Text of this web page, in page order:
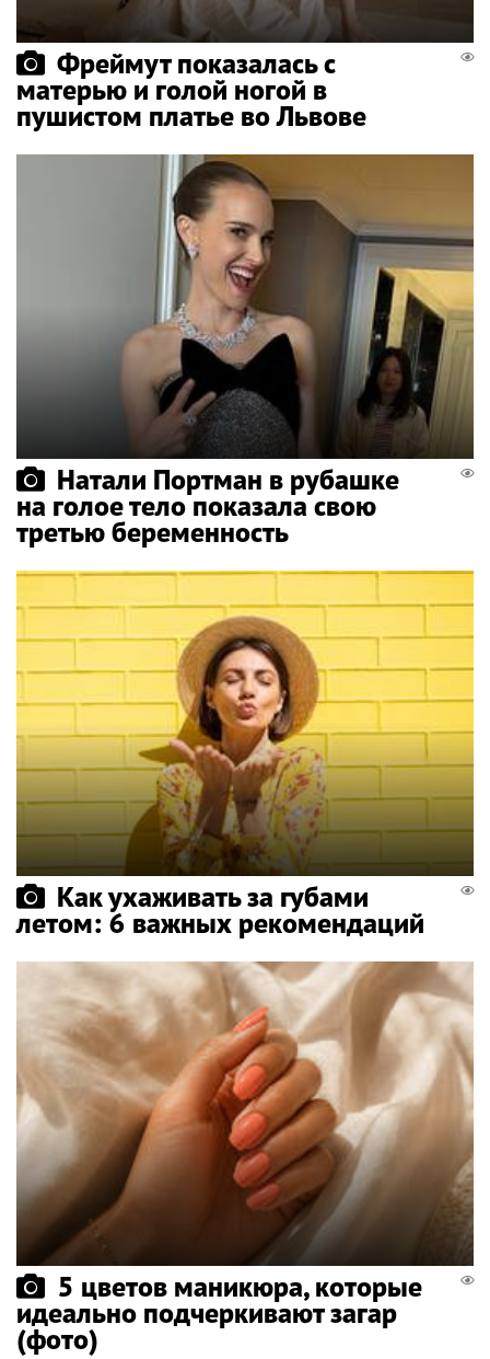
Фреймут показалась с
матерью и голой ногой в
пушистом платье во Львове
Натали Портман в рубашке
на голое тело показала свою
третью беременность
Как ухаживать за губами
летом: 6 важных рекомендаций
5 цветов маникюра, которые
идеально подчеркивают загар
(фото)